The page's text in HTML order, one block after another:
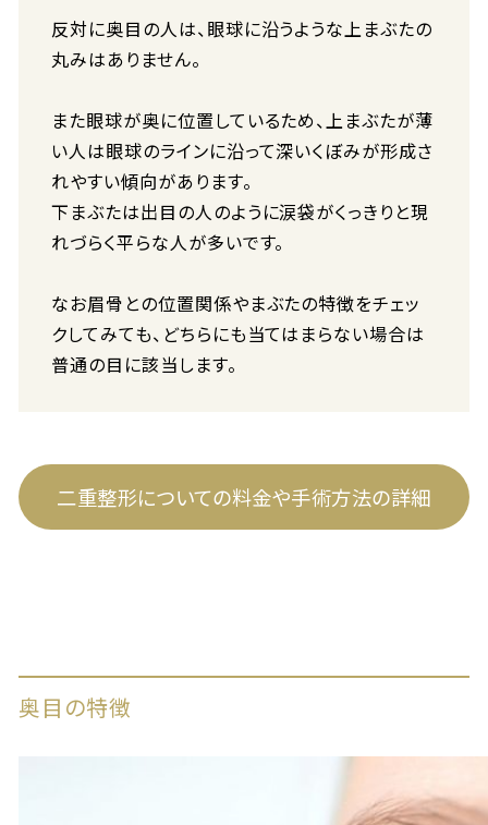
反対に奥目の人は、眼球に沿うような上まぶたの
丸みはありません。
また眼球が奥に位置しているため、上まぶたが薄
い人は眼球のラインに沿って深いくぼみが形成さ
れやすい傾向があります。
下まぶたは出目の人のように涙袋がくっきりと現
れづらく平らな人が多いです。
なお眉骨との位置関係やまぶたの特徴をチェッ
クしてみても、どちらにも当てはまらない場合は
普通の目に該当します。
二重整形についての料金や手術方法の詳細
奥目の特徴